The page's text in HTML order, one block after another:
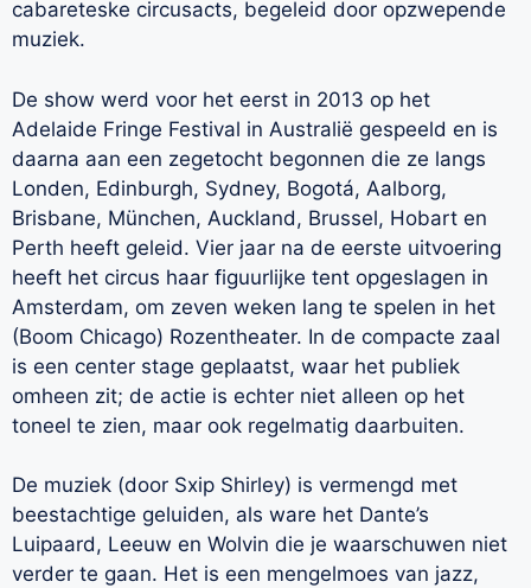
cabareteske circusacts, begeleid door opzwepende
muziek.
De show werd voor het eerst in 2013 op het
Adelaide Fringe Festival in Australië gespeeld en is
daarna aan een zegetocht begonnen die ze langs
Londen, Edinburgh, Sydney, Bogotá, Aalborg,
Brisbane, München, Auckland, Brussel, Hobart en
Perth heeft geleid. Vier jaar na de eerste uitvoering
heeft het circus haar figuurlijke tent opgeslagen in
Amsterdam, om zeven weken lang te spelen in het
(Boom Chicago) Rozentheater. In de compacte zaal
is een center stage geplaatst, waar het publiek
omheen zit; de actie is echter niet alleen op het
toneel te zien, maar ook regelmatig daarbuiten.
De muziek (door Sxip Shirley) is vermengd met
beestachtige geluiden, als ware het Dante’s
Luipaard, Leeuw en Wolvin die je waarschuwen niet
verder te gaan. Het is een mengelmoes van jazz,